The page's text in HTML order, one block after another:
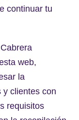
continuar tu
web,
la
y clientes con
requisitos